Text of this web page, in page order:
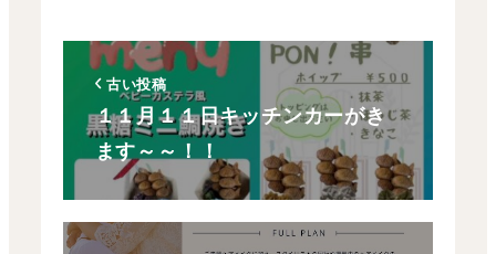
古い投稿
１１月１１日キッチンカーがき
ます～～！！